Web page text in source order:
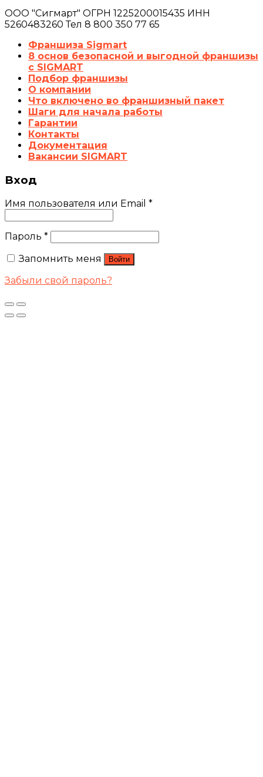
ООО "Сигмарт" ОГРН 1225200015435 ИНН
5260483260 Тел 8 800 350 77 65
Франшиза Sigmart
8 основ безопасной и выгодной франшизы
с SIGMART
Подбор франшизы
О компании
Что включено во франшизный пакет
Шаги для начала работы
Гарантии
Контакты
Документация
Вакансии SIGMART
Вход
Имя пользователя или Email *
Пароль *
Запомнить меня
Войти
Забыли свой пароль?